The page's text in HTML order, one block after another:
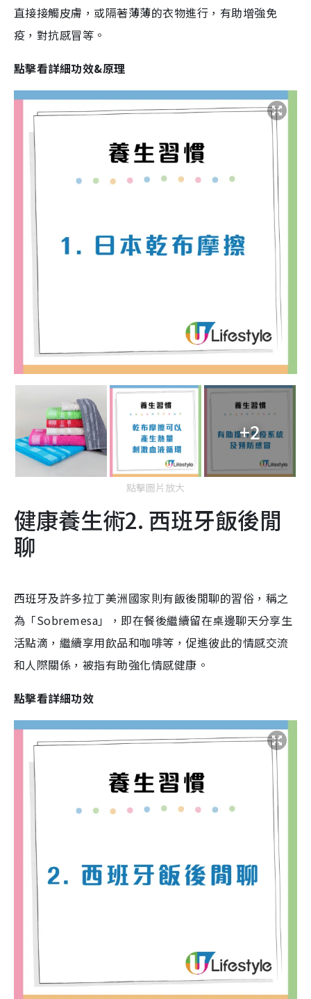
直接接觸皮膚，或隔著薄薄的衣物進行，有助增強免
疫，對抗感冒等。
點擊看詳細功效&原理
+2
點擊圖片放大
健康養生術2. 西班牙飯後閒
聊
西班牙及許多拉丁美洲國家則有飯後閒聊的習俗，稱之
為「Sobremesa」，即在餐後繼續留在桌邊聊天分享生
活點滴，繼續享用飲品和咖啡等，促進彼此的情感交流
和人際關係，被指有助強化情感健康。
點擊看詳細功效